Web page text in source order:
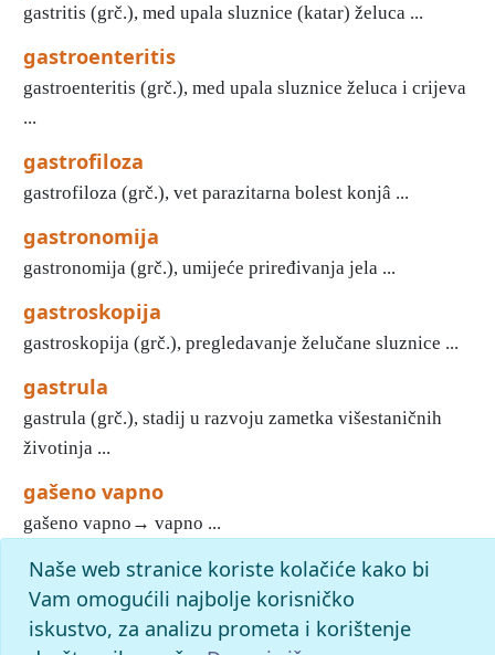
gastritis (grč.), med upala sluznice (katar) želuca ...
gastroenteritis
gastroenteritis (grč.), med upala sluznice želuca i crijeva
...
gastrofiloza
gastrofiloza (grč.), vet parazitarna bolest konjâ ...
gastronomija
gastronomija (grč.), umijeće priređivanja jela ...
gastroskopija
gastroskopija (grč.), pregledavanje želučane sluznice ...
gastrula
gastrula (grč.), stadij u razvoju zametka višestaničnih
životinja ...
gašeno vapno
gašeno vapno→ vapno ...
Početak « 21 22 23 24 25 26 27 28 29 30
slovo g : pronađenih odgovora: 1852; vrijeme izvršavanja
upita: 14 ms
Naše web stranice koriste kolačiće kako bi
Vam omogućili najbolje korisničko
iskustvo, za analizu prometa i korištenje